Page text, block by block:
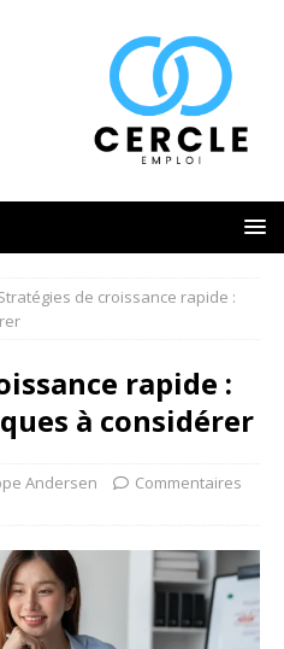
de croissance rapide :
rapide :
à considérer
Andersen
Commentaires